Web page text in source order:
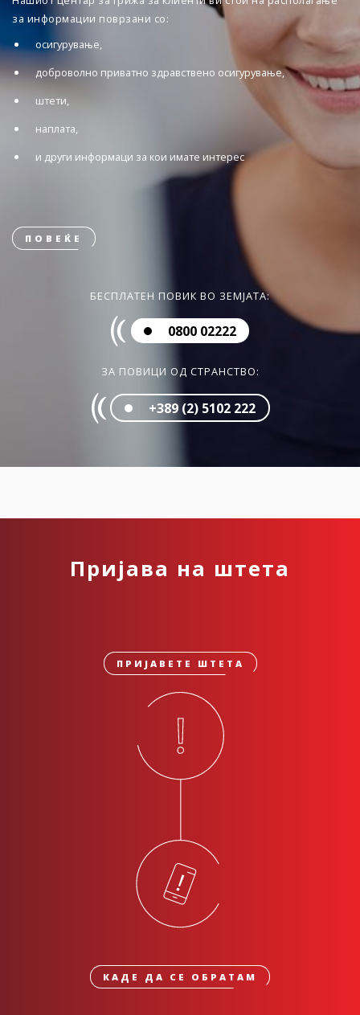
за информации поврзани со:
осигурување,
доброволно приватно здравствено осигурување,
штети,
наплата,
и други информаци за кои имате интерес
ПОВЕЌЕ
БЕСПЛАТЕН ПОВИК ВО ЗЕМЈАТА:
0800 02222
ЗА ПОВИЦИ ОД СТРАНСТВО:
+389 (2) 5102 222
Пријава на штета
ПРИЈАВЕТЕ ШТЕТА
КАДЕ ДА СЕ ОБРАТАМ